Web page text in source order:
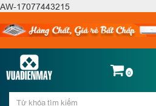
AW-17077443215
0